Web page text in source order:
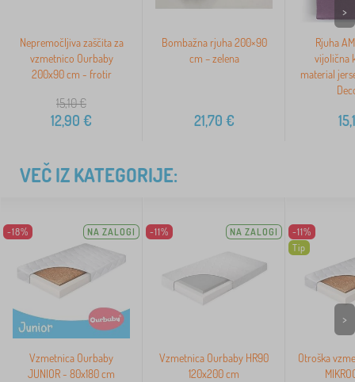
Nepremočljiva zaščita za
vzmetnico Ourbaby
200x90 cm - frotir
15,10€
12,90 €
Bombažna rjuha 200×90
cm – zelena
21,70 €
Rjuha
vijolična
material
>
VEČ IZ KATEGORIJE:
-18% NA ZALOGI
Vzmetnica Ourbaby
JUNIOR - 80x180 cm
-11% NA ZALOGI
Vzmetnica Ourbaby HR90
120x200 cm
-11%
Tip
Otroška
>